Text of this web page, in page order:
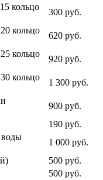
кольцо
300 руб.
кольцо
620 руб.
кольцо
920 руб.
кольцо
1 300 руб.
900 руб.
190 руб.
воды
1 000 руб.
500 руб.
500 руб.